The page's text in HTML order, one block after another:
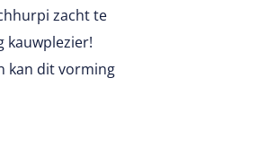
zacht te
kauwplezier!
kan dit vorming